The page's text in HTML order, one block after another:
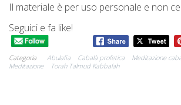
Il materiale è per uso personale e non
Seguici e fa like!
Categoria Abulafia Cabalà profetica Meditazione
Meditazione
Torah Talmud Kabbalah